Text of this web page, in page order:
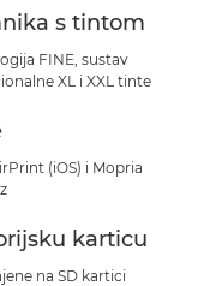
s tintom
FINE, sustav
XL i XXL tinte
(iOS) i Mopria
karticu
na SD kartici